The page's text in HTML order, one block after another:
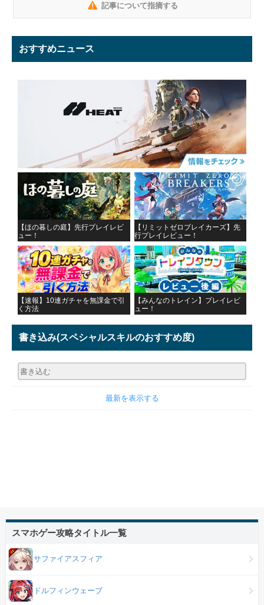
記事について指摘する
おすすめニュース
【ほの暮しの庭】先行プレイレビ
ュー！
【リミットゼロブレイカーズ】先
行プレイレビュー！
【速報】10連ガチャを無課金で引
く方法
【みんなのトレイン】プレイレビ
ュー！
書き込み(スペシャルスキルのおすすめ度)
最新を表示する
スマホゲー攻略タイトル一覧
サファイアスフィア
ドルフィンウェーブ